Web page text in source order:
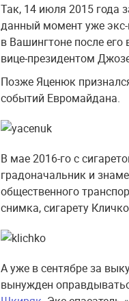
Так, 14 июля 2015 года
данный момент уже
в Вашингтоне после
вице-президентом
Позже Яценюк
событий Евромайдана.
В мае 2016-го с
градоначальник и
общественного
снимка, сигарету
А уже в сентябре за
вынужден